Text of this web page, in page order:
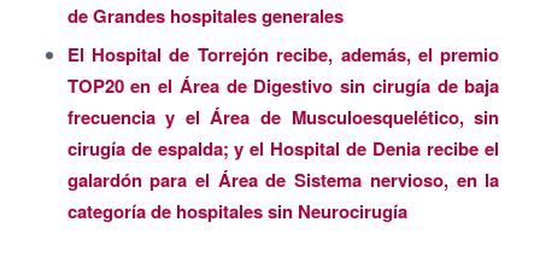
de Grandes hospitales generales
El Hospital de Torrejón recibe, además, el premio
TOP20 en el Área de Digestivo sin cirugía de baja
frecuencia y el Área de Musculoesquelético, sin
cirugía de espalda; y el Hospital de Denia recibe el
galardón para el Área de Sistema nervioso, en la
categoría de hospitales sin Neurocirugía